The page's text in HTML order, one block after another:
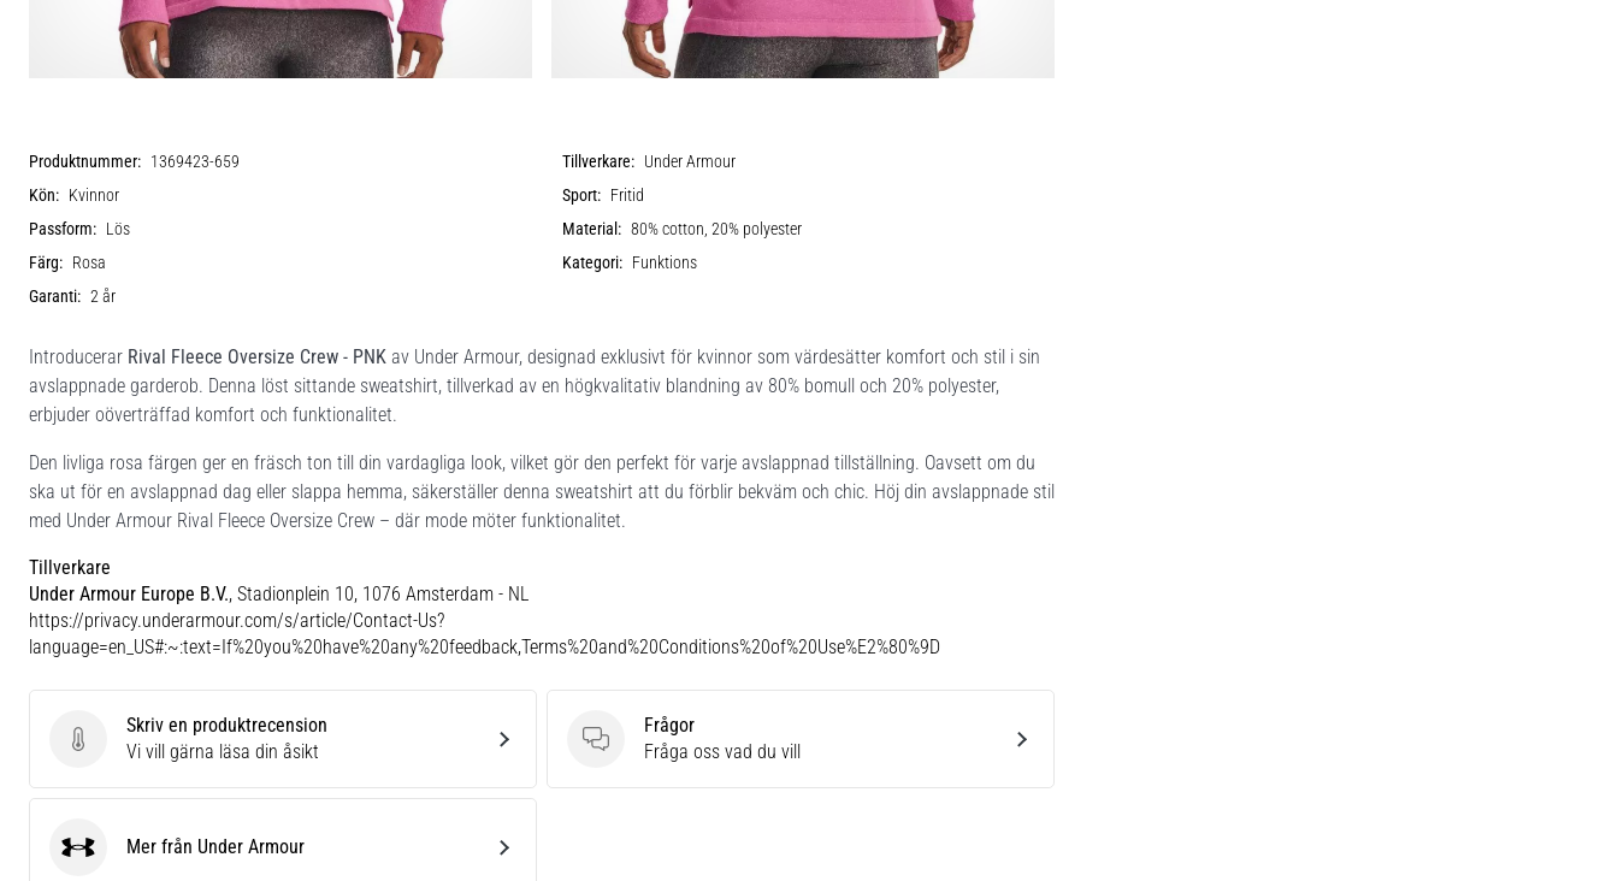
Produktnummer: 1369423-659 Tillverkare: Under Armour
Kön: Kvinnor Sport: Fritid
Passform: Lös Material: 80% cotton, 20% polyester
Färg: Rosa Kategori: Funktions
Garanti: 2 år
Introducerar Rival Fleece Oversize Crew - PNK av Under Armour, designad exklusivt för kvinnor som värdesätter komfort och stil i sin
avslappnade garderob. Denna löst sittande sweatshirt, tillverkad av en högkvalitativ blandning av 80% bomull och 20% polyester,
erbjuder oöverträffad komfort och funktionalitet.
Den livliga rosa färgen ger en fräsch ton till din vardagliga look, vilket gör den perfekt för varje avslappnad tillställning. Oavsett om du
ska ut för en avslappnad dag eller slappa hemma, säkerställer denna sweatshirt att du förblir bekväm och chic. Höj din avslappnade stil
med Under Armour Rival Fleece Oversize Crew – där mode möter funktionalitet.
Tillverkare
Under Armour Europe B.V., Stadionplein 10, 1076 Amsterdam - NL
https://privacy.underarmour.com/s/article/Contact-Us?
language=en_US#:~:text=If%20you%20have%20any%20feedback,Terms%20and%20Conditions%20of%20Use%E2%80%9D
Skriv en produktrecension
Skriv en produktrecension
Vi vill gärna läsa din åsikt
Frågor
Frågor
Fråga oss vad du vill
Under ArmourMer från Under Armour